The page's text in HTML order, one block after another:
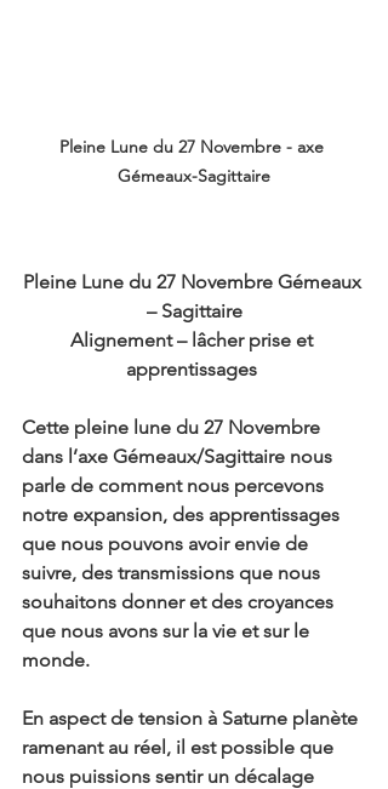
Pleine Lune du 27 Novembre - axe
Gémeaux-Sagittaire
Pleine Lune du 27 Novembre Gémeaux
– Sagittaire
Alignement – lâcher prise et
apprentissages
Cette pleine lune du 27 Novembre
dans l’axe Gémeaux/Sagittaire nous
parle de comment nous percevons
notre expansion, des apprentissages
que nous pouvons avoir envie de
suivre, des transmissions que nous
souhaitons donner et des croyances
que nous avons sur la vie et sur le
monde.
En aspect de tension à Saturne planète
ramenant au réel, il est possible que
nous puissions sentir un décalage